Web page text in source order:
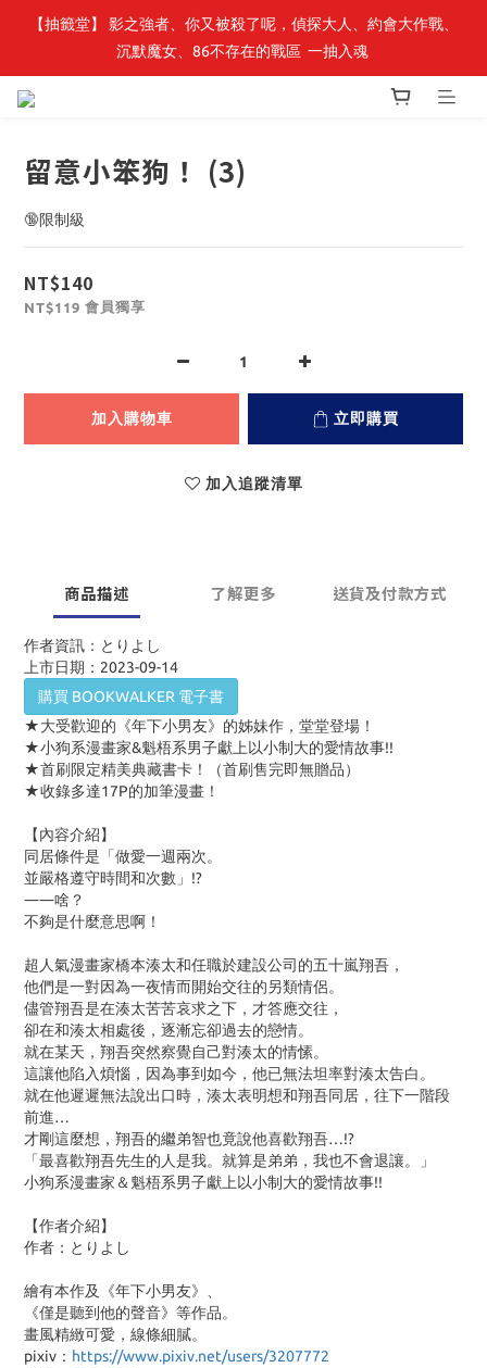
【轉生史萊姆】系列書展🌟系列小說 79 折，滿$389送「完節紀念
明信片組」
【抽籤堂】 影之強者、你又被殺了呢，偵探大人、約會大作戰、
沉默魔女、86不存在的戰區  一抽入魂
【轉生史萊姆】系列書展🌟系列小說 79 折，滿$389送「完節紀念
留意小笨狗！ (3)
🔞限制級
NT$140
NT$119 會員獨享
加入購物車 立即購買
加入追蹤清單
商品描述 了解更多 送貨及付款方式
作者資訊：とりよし
上市日期：2023-09-14
購買 BOOKWALKER 電子書
★大受歡迎的《年下小男友》的姊妹作，堂堂登場！
★小狗系漫畫家&魁梧系男子獻上以小制大的愛情故事!!
★首刷限定精美典藏書卡！（首刷售完即無贈品）
★收錄多達17P的加筆漫畫！
【內容介紹】
同居條件是「做愛一週兩次。
並嚴格遵守時間和次數」 !?
――啥？
不夠是什麼意思啊！
超人氣漫畫家橋本湊太和任職於建設公司的五十嵐翔吾，
他們是一對因為一夜情而開始交往的另類情侶。
儘管翔吾是在湊太苦苦哀求之下，才答應交往，
卻在和湊太相處後，逐漸忘卻過去的戀情。
就在某天，翔吾突然察覺自己對湊太的情愫。
這讓他陷入煩惱，因為事到如今，他已無法坦率對湊太告白。
就在他遲遲無法說出口時，湊太表明想和翔吾同居，往下一階段
前進…
才剛這麼想，翔吾的繼弟智也竟說他喜歡翔吾…!?
「最喜歡翔吾先生的人是我。就算是弟弟，我也不會退讓。」
小狗系漫畫家＆魁梧系男子獻上以小制大的愛情故事!!
【作者介紹】
作者：とりよし
繪有本作及《年下小男友》、
《僅是聽到他的聲音》等作品。
畫風精緻可愛，線條細膩。
pixiv： https://www.pixiv.net/users/3207772